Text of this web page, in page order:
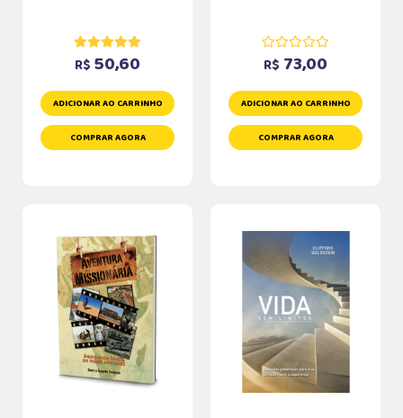
R$ 50,60
ADICIONAR AO CARRINHO
COMPRAR AGORA
R$ 73,00
ADICIONAR AO CARRINHO
COMPRAR AGORA